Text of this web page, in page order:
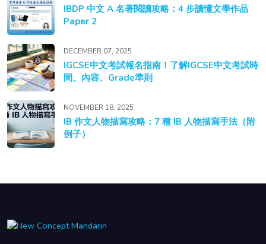
IBDP 中文 A 名著閱讀攻略：4 步讀懂文學作品
Paper 2
DECEMBER 07, 2025
IGCSE中文考試報名指南！了解IGCSE中文考試時
間、內容、Grade準則
NOVEMBER 18, 2025
IB 作文人物描寫攻略：7 種 IB 人物描寫手法（附
例子）